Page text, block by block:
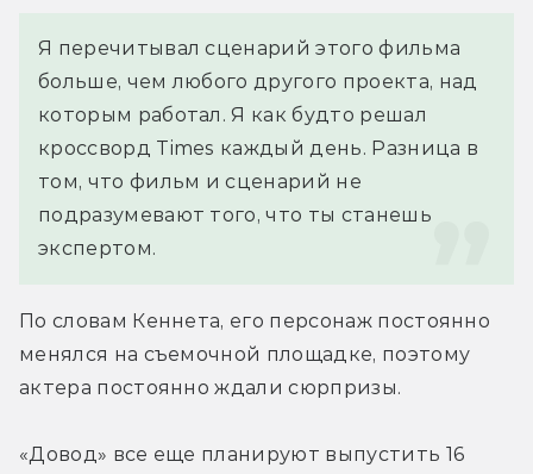
Я перечитывал сценарий этого фильма
больше, чем любого другого проекта, над
которым работал. Я как будто решал
кроссворд Times каждый день. Разница в
том, что фильм и сценарий не
подразумевают того, что ты станешь
экспертом.
По словам Кеннета, его персонаж постоянно
менялся на съемочной площадке, поэтому
актера постоянно ждали сюрпризы.
«Довод» все еще планируют выпустить 16